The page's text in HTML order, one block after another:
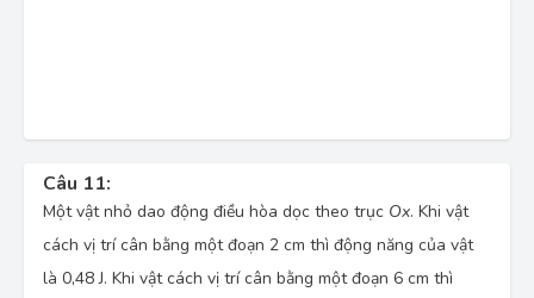
Câu 11:
Một vật nhỏ dao động điều hòa dọc theo trục Ox. Khi vật
cách vị trí cân bằng một đoạn 2 cm thì động năng của vật
là 0,48 J. Khi vật cách vị trí cân bằng một đoạn 6 cm thì